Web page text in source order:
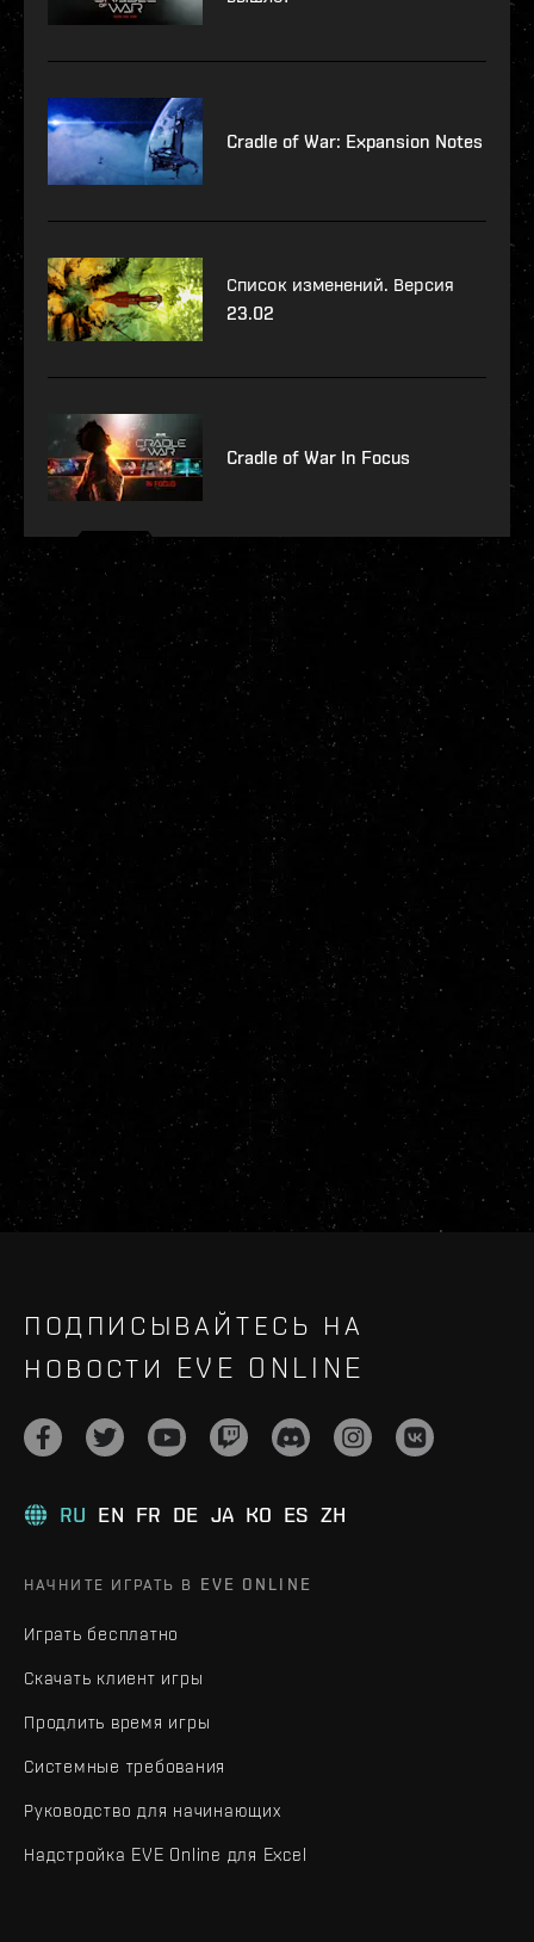
Cradle of War: Expansion Notes
Список изменений. Версия
23.02
Cradle of War In Focus
ПОДПИСЫВАЙТЕСЬ НА
НОВОСТИ EVE ONLINE
RU EN FR DE JA KO ES ZH
НАЧНИТЕ ИГРАТЬ В EVE ONLINE
Играть бесплатно
Скачать клиент игры
Продлить время игры
Системные требования
Руководство для начинающих
Надстройка EVE Online для Excel